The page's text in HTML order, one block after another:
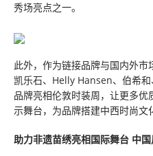
秀场亮点之一。
此外，作为链接品牌与国内外
凯乐石、Helly Hansen、伯希
品牌亮相伦敦时装周，让更多
示舞台，为品牌搭建中西时尚文
助力非遗苗绣亮相国际舞台 中